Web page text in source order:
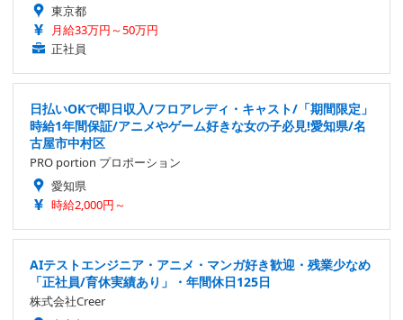
東京都
月給33万円～50万円
正社員
日払いOKで即日収入/フロアレディ・キャスト/「期間限定」
時給1年間保証/アニメやゲーム好きな女の子必見!愛知県/名
古屋市中村区
PRO portion プロポーション
愛知県
時給2,000円～
AIテストエンジニア・アニメ・マンガ好き歓迎・残業少なめ
「正社員/育休実績あり」・年間休日125日
株式会社Creer